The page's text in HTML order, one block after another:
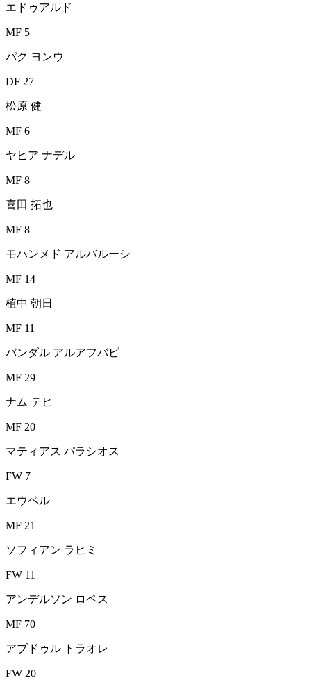
エドゥアルド
MF 5
パク ヨンウ
DF 27
松原 健
MF 6
ヤヒア ナデル
MF 8
喜田 拓也
MF 8
モハンメド アルバルーシ
MF 14
植中 朝日
MF 11
バンダル アルアフバビ
MF 29
ナム テヒ
MF 20
マティアス パラシオス
FW 7
エウベル
MF 21
ソフィアン ラヒミ
FW 11
アンデルソン ロペス
MF 70
アブドゥル トラオレ
FW 20